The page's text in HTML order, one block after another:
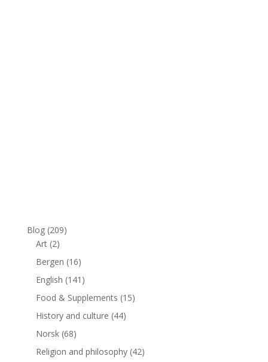
Blog(209)
Art(2)
Bergen (16)
English (141)
Food & Supplements (15)
History and culture (44)
Norsk(68)
Religion and philosophy(42)